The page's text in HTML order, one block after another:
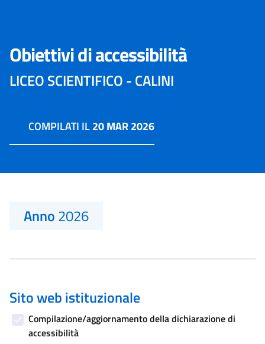
Obiettivi di accessibilità
LICEO SCIENTIFICO - CALINI
COMPILATI IL20 MAR 2026
Anno2026
Sito web istituzionale
Compilazione/aggiornamento della dichiarazione di
accessibilità